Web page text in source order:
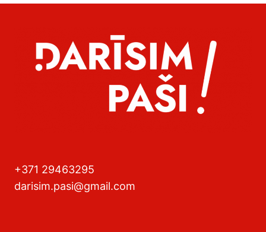
+371 29463295
darisim.pasi@gmail.com